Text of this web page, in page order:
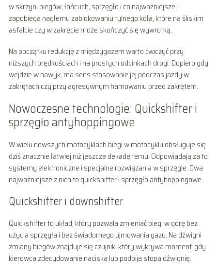
w skrzyni biegów, łańcuch, sprzęgło i co najważniejsze –
zapobiega nagłemu zablokowaniu tylnego koła, które na śliskim
asfalcie czy w zakręcie może skończyć się wywrotką.
Na początku redukcję z międzygazem warto ćwiczyć przy
niższych prędkościach i na prostych odcinkach drogi. Dopiero gdy
wejdzie w nawyk, ma sens stosowanie jej podczas jazdy w
zakrętach czy przy agresywnym hamowaniu przed zakrętem.
Nowoczesne technologie: Quickshifter i
sprzęgło antyhoppingowe
W wielu nowszych motocyklach biegi w motocyklu obsługuje się
dziś znacznie łatwiej niż jeszcze dekadę temu. Odpowiadają za to
systemy elektroniczne i specjalne rozwiązania w sprzęgle. Dwa
najważniejsze z nich to quickshifter i sprzęgło antyhoppingowe.
Quickshifter i downshifter
Quickshifter to układ, który pozwala zmieniać biegi w górę bez
użycia sprzęgła i bez świadomego ujmowania gazu. Na dźwigni
zmiany biegów znajduje się czujnik, który wykrywa moment, gdy
kierowca zdecydowanie naciska lub podbija stopą dźwignię.